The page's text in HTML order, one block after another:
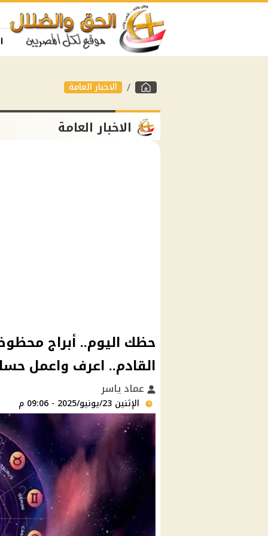
الاخبار العامة
الاخبار العامة
حظك اليوم.. أبراج
القادم.. اعرف واعمل
عماد ياسر
الإثنين 23/يونيو/2025 - 09:06 م